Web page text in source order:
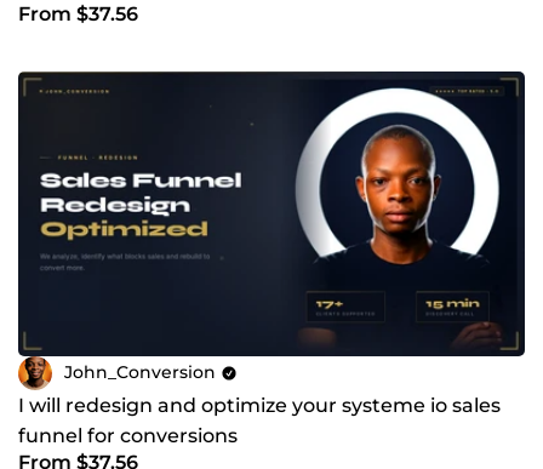
From $37.56
John_Conversion
I will redesign and optimize your systeme io sales
funnel for conversions
From $37.56